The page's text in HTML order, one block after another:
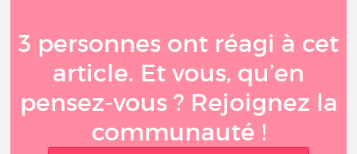
3 personnes ont réagi à cet
article. Et vous, qu’en
pensez-vous ? Rejoignez la
communauté !